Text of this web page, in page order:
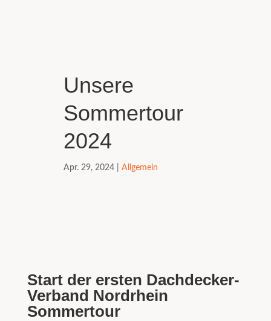
Unsere
Sommertour
2024
Apr. 29, 2024| Allgemein
Start der ersten Dachdecker-
Verband Nordrhein
Sommertour